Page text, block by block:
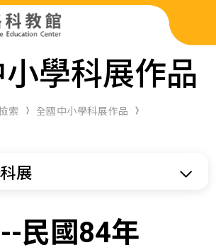
學科展作品
索
全國中小學科展作品
展
民國84年